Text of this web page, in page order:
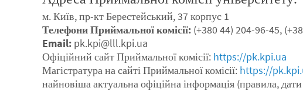
м. Київ, пр-кт Берестейський, 37 корпус 1
Телефони Приймальної комісії: (+380 44) 204-96-45,
Email: pk.kpi@lll.kpi.ua
Офіційний сайт Приймальної комісії: https://pk.kpi.ua
Магістратура на сайті Приймальної комісії: https://
найновіша актуальна офіційна інформація (правила, дати